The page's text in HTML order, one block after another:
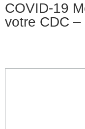
COVID-19
votre CDC